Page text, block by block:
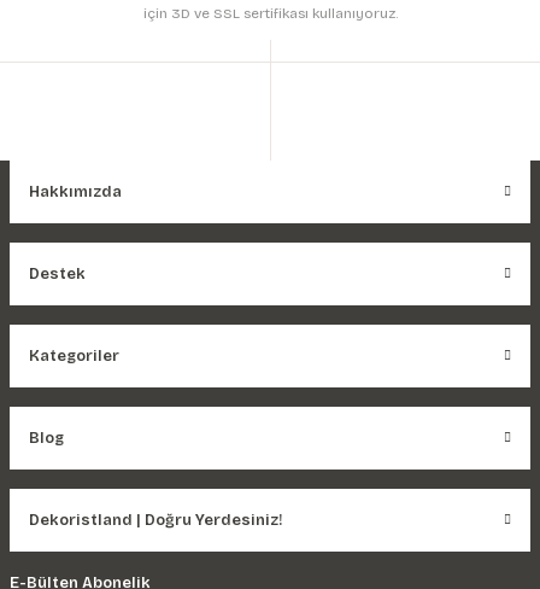
için 3D ve SSL sertifikası kullanıyoruz.
Hakkımızda
Destek
Kategoriler
Blog
Dekoristland | Doğru Yerdesiniz!
E-Bülten Abonelik